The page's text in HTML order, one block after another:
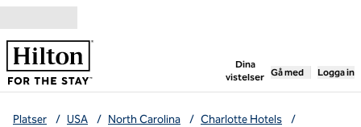
Gå vidare till innehållet
Dina
vistelser
,öppnar ny flik
Gå med Logga in
Platser / USA / North Carolina / Charlotte Hotels
/